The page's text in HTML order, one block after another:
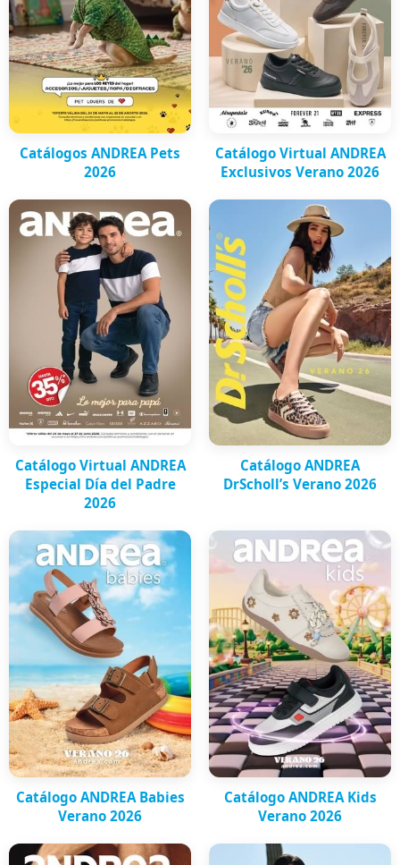
Catálogos ANDREA Pets
2026
Catálogo Virtual ANDREA
Exclusivos Verano 2026
Catálogo Virtual ANDREA
Especial Día del Padre
2026
Catálogo ANDREA
DrScholl’s Verano 2026
Catálogo ANDREA Babies
Verano 2026
Catálogo ANDREA Kids
Verano 2026